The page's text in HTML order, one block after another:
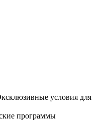
условия для
программы